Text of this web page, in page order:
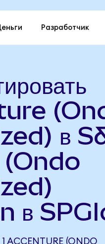
Разработчик
в
в
ACCENTURE (ONDO